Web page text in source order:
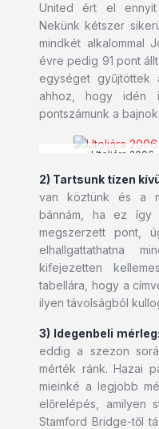
United ért el
Nekünk kétszer
mindkét alkalommal
évre pedig 91 pont
egységet gyűjtöttek
ahhoz, hogy idén
pontszámunk a
Utoljára
2) Tartsunk tízen
van köztünk és a
bánnám, ha ez így
megszerzett pont,
elhallgattathatna
kifejezetten
tabellára, hogy a
ilyen távolságból
3) Idegenbeli
eddig a szezon
mérték ránk. Hazai
mieinké a legjobb
előrelépés, amilyen
Stamford Bridge-től